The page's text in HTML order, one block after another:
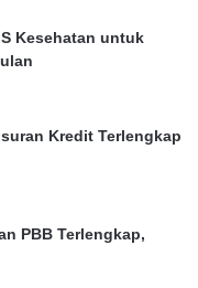
Kesehatan untuk
Kredit Terlengkap
PBB Terlengkap,